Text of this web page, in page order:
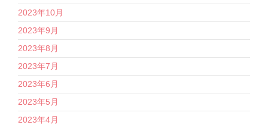
2023年10月
2023年9月
2023年8月
2023年7月
2023年6月
2023年5月
2023年4月